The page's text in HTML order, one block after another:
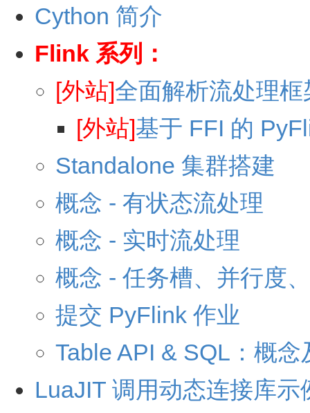
Cython 简介
Flink 系列：
[外站]全面解析流处理
[外站]基于 FFI 的
Standalone 集群搭建
概念 - 有状态流处理
概念 - 实时流处理
概念 - 任务槽、并行度
提交 PyFlink 作业
Table API & SQL：概
LuaJIT 调用动态连接库示